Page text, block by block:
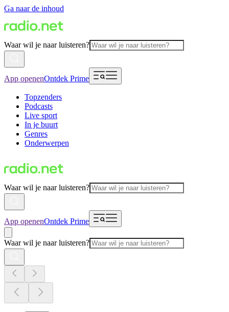
Ga naar de inhoud
Waar wil je naar luisteren?
App openenOntdek Prime
Topzenders
Podcasts
Live sport
In je buurt
Genres
Onderwerpen
Waar wil je naar luisteren?
App openenOntdek Prime
Waar wil je naar luisteren?